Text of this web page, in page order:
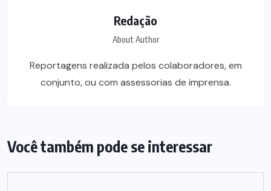
Redação
About Author
Reportagens realizada pelos colaboradores, em
conjunto, ou com assessorias de imprensa.
Você também pode se interessar